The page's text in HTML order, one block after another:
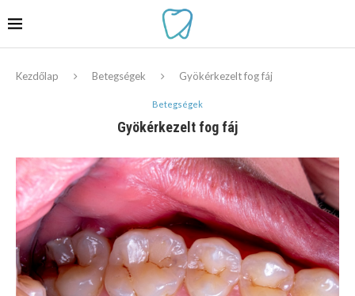
Kezdőlap Betegségek Gyökérkezelt fog fáj
Betegségek
Gyökérkezelt fog fáj